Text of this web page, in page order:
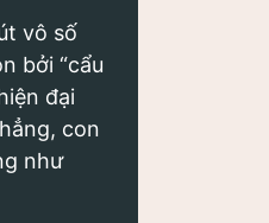
vô số
bởi “cẩu
đại
con
như